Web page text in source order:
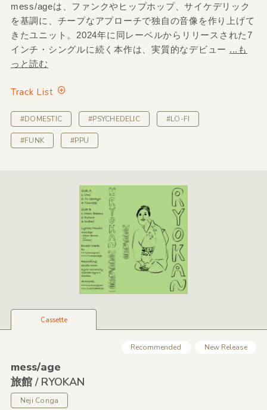
mess/ageは、ファンクやヒップホップ、サイケデリック
を基調に、チープなアプローチで独自の音像を作り上げて
きたユニット。2024年に同レーベルからリリースされた7
インチ・シングルに続く本作は、実質的なデビュー ...も
っと読む
Track List
#DOMESTIC #PSYCHEDELIC #LO-FI
#FUNK #PPU
Cassette
Recommended New Release
mess/age
旅館 /RYOKAN
Neji Conga